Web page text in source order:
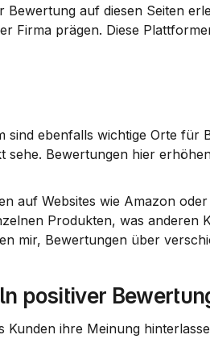
auf diesen Seiten
Firma prägen. Diese
sind ebenfalls wichtige Orte für
Bewertungen hier
auf Websites wie Amazon
Produkten, was anderen
mir, Bewertungen über
positiver
Kunden ihre Meinung